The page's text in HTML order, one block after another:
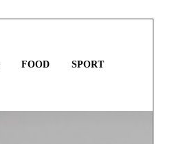
FOOD SPORT